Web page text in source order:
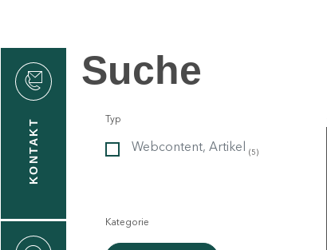
KONTAKT
Suche
Typ
Webcontent, Artikel (5)
Kategorie